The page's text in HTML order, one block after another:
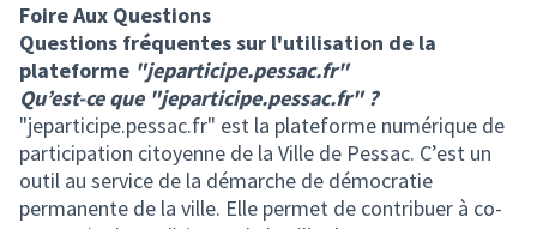
Foire Aux Questions
Questions fréquentes sur l'utilisation de la
plateforme "jeparticipe.pessac.fr"
Qu’est-ce que "jeparticipe.pessac.fr" ?
"jeparticipe.pessac.fr" est la plateforme numérique de
participation citoyenne de la Ville de Pessac. C’est un
outil au service de la démarche de démocratie
permanente de la ville. Elle permet de contribuer à co-